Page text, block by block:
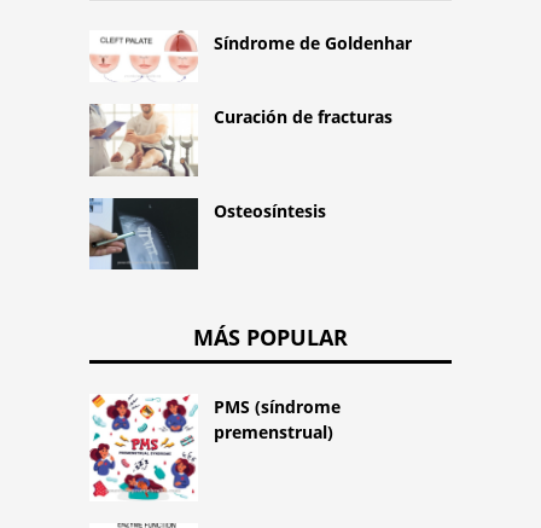
Síndrome de Goldenhar
Curación de fracturas
Osteosíntesis
MÁS POPULAR
PMS (síndrome
premenstrual)